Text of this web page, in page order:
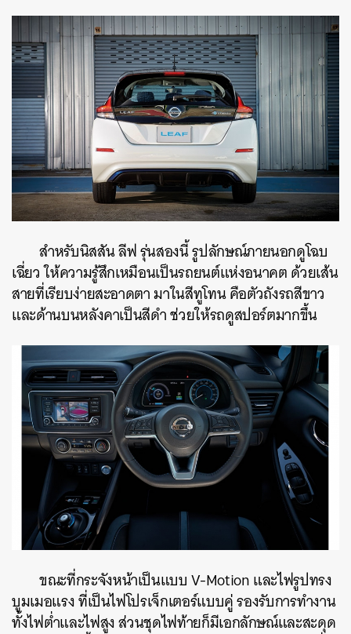
สำหรับนิสสัน ลีฟ รุ่นสองนี้ รูปลักษณ์ภายนอกดูโฉบ
เฉี่ยว ให้ความรู้สึกเหมือนเป็นรถยนต์แห่งอนาคต ด้วยเส้น
สายที่เรียบง่ายสะอาดตา มาในสีทูโทน คือตัวถังรถสีขาว
และด้านบนหลังคาเป็นสีดำ ช่วยให้รถดูสปอร์ตมากขึ้น
ขณะที่กระจังหน้าเป็นแบบ V-Motion และไฟรูปทรง
บูมเมอแรง ที่เป็นไฟโปรเจ็กเตอร์แบบคู่ รองรับการทำงาน
ทั้งไฟต่ำและไฟสูง ส่วนชุดไฟท้ายก็มีเอกลักษณ์และสะดุด